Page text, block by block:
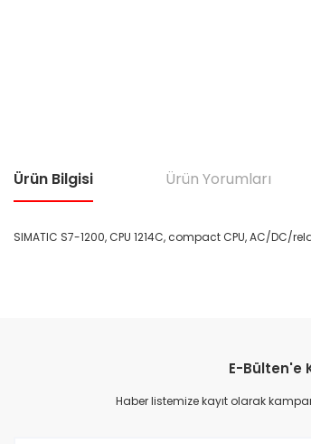
Ürün Bilgisi Ürün Yorumları
SIMATIC S7-1200, CPU 1214C, compact CPU, AC/DC/
Ürün resmi kalitesiz, bozuk veya görüntülenemiyor.
Ürün açıklamasında eksik bilgiler bulunuyor.
E-Bülten'e
Haber listemize kayıt olarak